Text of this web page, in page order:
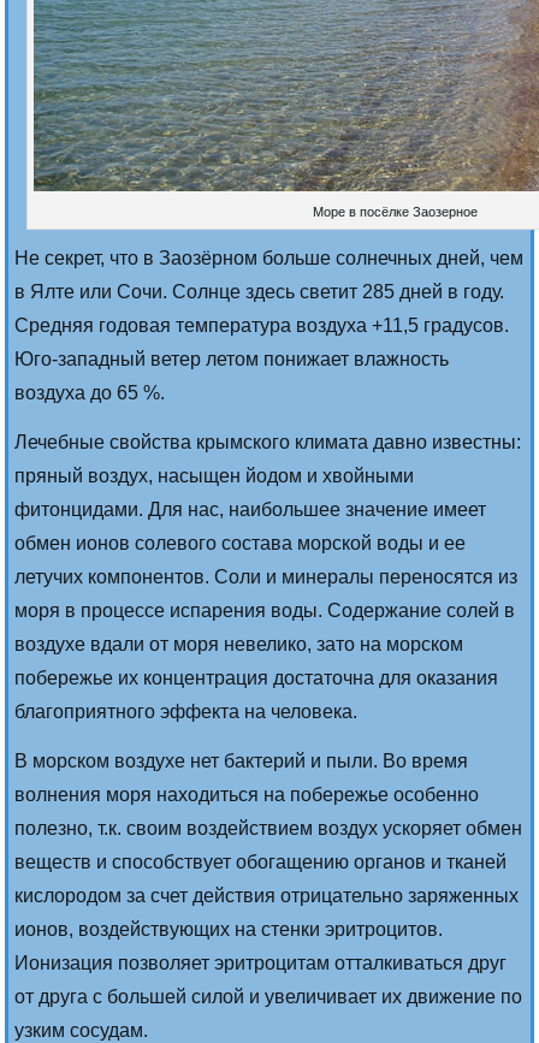
Море в посёлке Заозерное
Не секрет, что в Заозёрном больше солнечных дней, чем
в Ялте или Сочи. Солнце здесь светит 285 дней в году.
Средняя годовая температура воздуха +11,5 градусов.
Юго-западный ветер летом понижает влажность
воздуха до 65 %.
Лечебные свойства крымского климата давно известны:
пряный воздух, насыщен йодом и хвойными
фитонцидами. Для нас, наибольшее значение имеет
обмен ионов солевого состава морской воды и ее
летучих компонентов. Соли и минералы переносятся из
моря в процессе испарения воды. Содержание солей в
воздухе вдали от моря невелико, зато на морском
побережье их концентрация достаточна для оказания
благоприятного эффекта на человека.
В морском воздухе нет бактерий и пыли. Во время
волнения моря находиться на побережье особенно
полезно, т.к. своим воздействием воздух ускоряет обмен
веществ и способствует обогащению органов и тканей
кислородом за счет действия отрицательно заряженных
ионов, воздействующих на стенки эритроцитов.
Ионизация позволяет эритроцитам отталкиваться друг
от друга с большей силой и увеличивает их движение по
узким сосудам.